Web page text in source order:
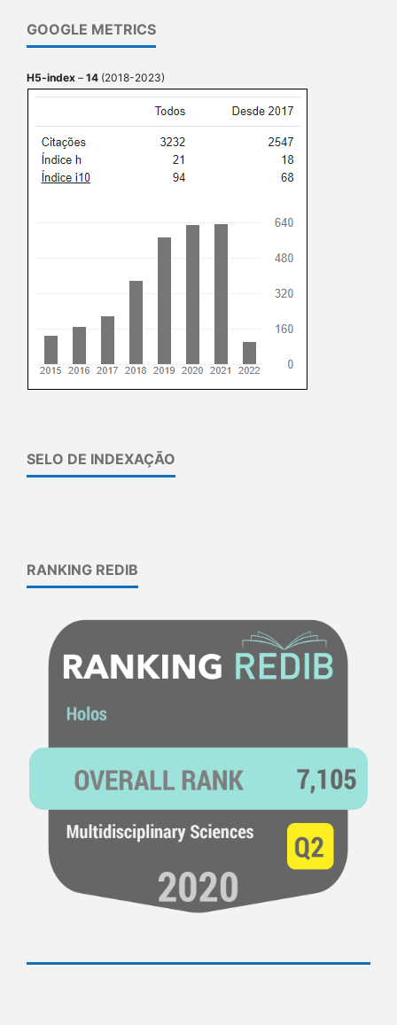
GOOGLE METRICS
H5-index – 14 (2018-2023)
SELO DE INDEXAÇÃO
RANKING REDIB